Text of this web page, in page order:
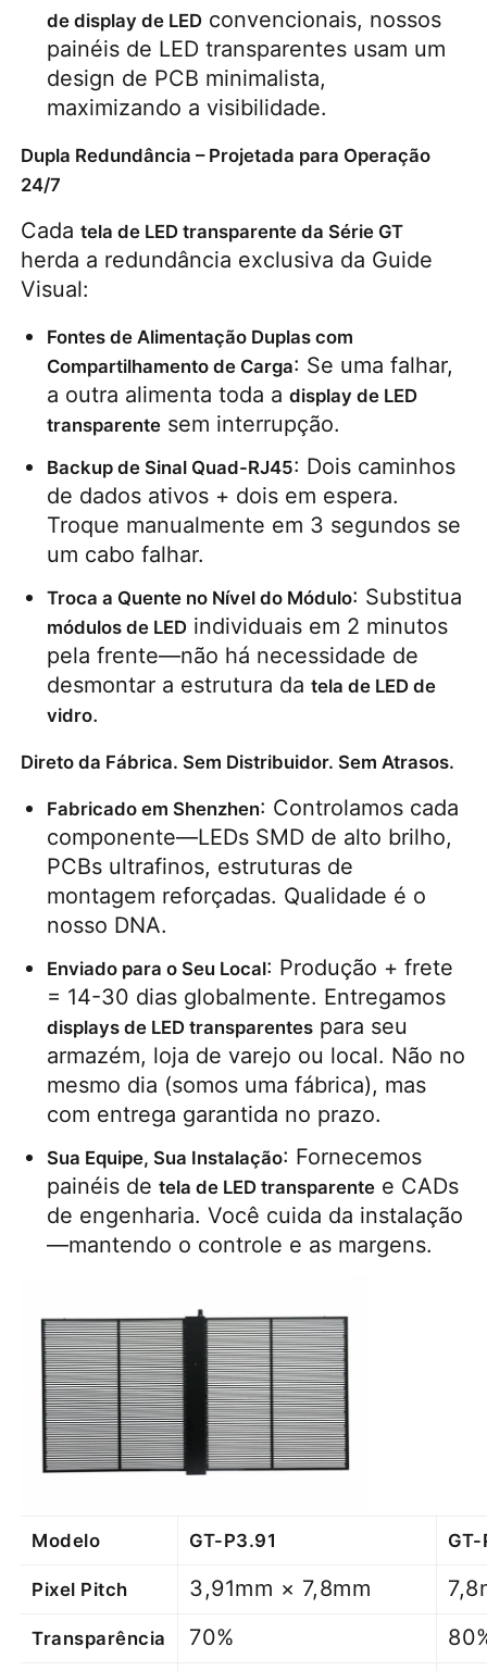
Ecrã LED SMD
Painel de exibição LED exterior
outdoor led ao ar livre
de display de LED convencionais, nossos
painéis de LED transparentes usam um
design de PCB minimalista,
maximizando a visibilidade.
Dupla Redundância – Projetada para Operação
24/7
Cada tela de LED transparente da Série GT
herda a redundância exclusiva da Guide
Visual:
Fontes de Alimentação Duplas com
Compartilhamento de Carga: Se uma falhar,
a outra alimenta toda a display de LED
transparente sem interrupção.
Backup de Sinal Quad-RJ45: Dois caminhos
de dados ativos + dois em espera.
Troque manualmente em 3 segundos se
um cabo falhar.
Troca a Quente no Nível do Módulo
módulos de LED individuais em 2 minutos
pela frente—não há necessidade de
desmontar a estrutura da tela de LED de
vidro.
Direto da Fábrica. Sem Distribuidor. Sem Atrasos.
Fabricado em Shenzhen: Controlamos cada
componente—LEDs SMD de alto brilho,
PCBs ultrafinos, estruturas de
montagem reforçadas. Qualidade é o
nosso DNA.
Enviado para o Seu Local: Produção + frete
displays de LED transparentes para seu
armazém, loja de varejo ou local. Não no
mesmo dia (somos uma fábrica), mas
com entrega garantida no prazo.
Sua Equipe, Sua Instalação: Fornecemos
painéis de tela de LED transparente e CADs
de engenharia. Você cuida da instalação
—mantendo o controle e as margens.
Modelo GT-P3.91 GT-
Pixel Pitch 3,91mm × 7,8mm
Transparência 70%